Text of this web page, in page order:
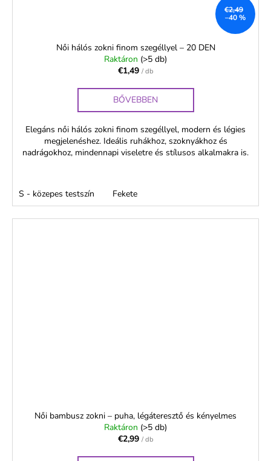
€2,49
–40 %
Női hálós zokni finom szegéllyel – 20 DEN
Raktáron (>5 db)
€1,49 / db
BŐVEBBEN
Elegáns női hálós zokni finom szegéllyel, modern és légies
megjelenéshez. Ideális ruhákhoz, szoknyákhoz és
nadrágokhoz, mindennapi viseletre és stílusos alkalmakra is.
S - közepes testszín Fekete
Női bambusz zokni – puha, légáteresztő és kényelmes
Raktáron (>5 db)
€2,99 / db